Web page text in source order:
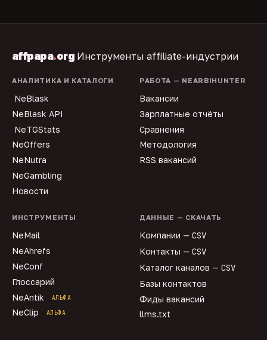
affpapa.org Инструменты affiliate-индустрии
АНАЛИТИКА И КАТАЛОГИ
NeBlask
NeBlask API
NeTGStats
NeOffers
NeNutra
NeGambling
Новости
РАБОТА — NEARBIHUNTER
Вакансии
Зарплатные отчёты
Сравнения
Методология
RSS вакансий
ИНСТРУМЕНТЫ
NeMail
NeAhrefs
NeConf
Глоссарий
NeAntik
АЛЬФА
NeClip АЛЬФА
ДАННЫЕ — СКАЧАТЬ
Компании — CSV
Контакты — CSV
Каталог каналов — CSV
Базы контактов
Фиды вакансий
llms.txt